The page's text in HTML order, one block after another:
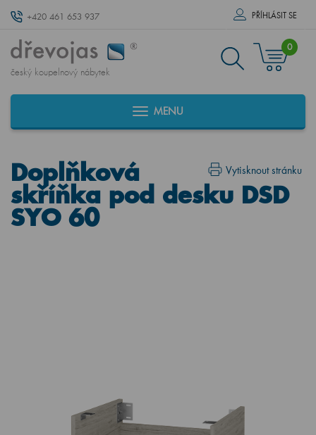
+420 461 653 937 PŘÍHLÁSIT SE
český koupelnový nábytek
0
MENU
Vytisknout stránku
Doplňková
skříňka pod desku DSD
SYO 60